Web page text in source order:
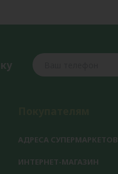
АДРЕСА СУПЕРМАРКЕТОВ
ИНТЕРНЕТ-МАГАЗИН